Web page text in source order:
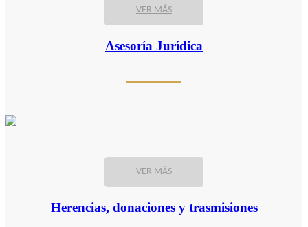
VER MÁS
Asesoría Jurídica
VER MÁS
Herencias, donaciones y trasmisiones